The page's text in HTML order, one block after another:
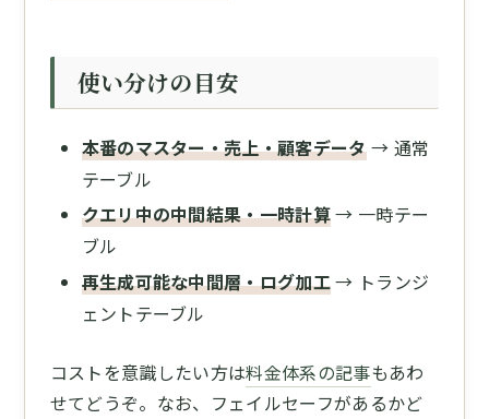
使い分けの目安
本番のマスター・売上・顧客データ→ 通常
テーブル
クエリ中の中間結果・一時計算→ 一時テー
ブル
再生成可能な中間層・ログ加工→ トランジ
ェントテーブル
コストを意識したい方は料金体系の記事もあわ
せてどうぞ。なお、フェイルセーフがあるかど